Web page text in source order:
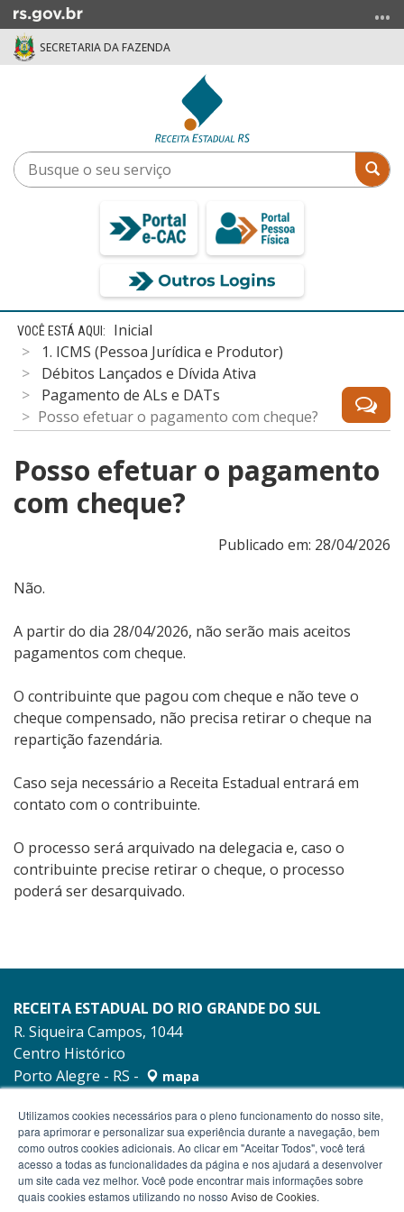
para
menu
SECRETARIA DA FAZENDA
Busque
o
Início
conteúdo
Inicial
1. ICMS (Pessoa Jurídica e Produtor)
Débitos Lançados e Dívida Ativa
Pagamento de ALs e DATs
Posso efetuar o pagamento com cheque?
Posso efetuar o pagamento
com cheque?
Publicado em: 28/04/2026
Não.
A partir do dia 28/04/2026, não serão mais aceitos
pagamentos com cheque.
O contribuinte que pagou com cheque e não teve o
cheque compensado, não precisa retirar o cheque na
repartição fazendária.
Caso seja necessário a Receita Estadual entrará em
contato com o contribuinte.
O processo será arquivado na delegacia e, caso o
contribuinte precise retirar o cheque, o processo
poderá ser desarquivado.
RECEITA ESTADUAL DO RIO GRANDE DO SUL
R. Siqueira Campos, 1044
Centro Histórico
Porto Alegre - RS -
mapa
Utilizamos cookies necessários para o pleno funcionamento do nosso site,
para aprimorar e personalizar sua experiência durante a navegação, bem
como outros cookies adicionais. Ao clicar em "Aceitar Todos", você terá
acesso a todas as funcionalidades da página e nos ajudará a desenvolver
um site cada vez melhor. Você pode encontrar mais informações sobre
quais cookies estamos utilizando no nosso Aviso de Cookies.